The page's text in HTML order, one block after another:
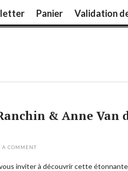
Panier Validation
& Anne
A COMMENT
vous inviter à découvrir cette